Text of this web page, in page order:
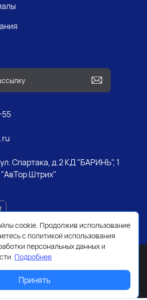
55
Спартака, д.2 КД "БАРИНЪ", 1
Штрих"
Работает наReadyScript
cookie. Продолжив использование
с политикой использования
персональных данных и
Подробнее
Принять